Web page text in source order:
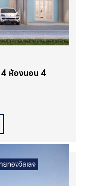
ห้องนอน 4
ยทองวิลเลจ